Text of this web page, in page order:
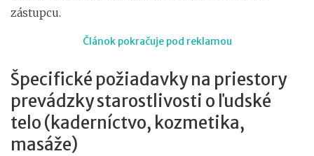
zástupcu.
Článok pokračuje pod reklamou
Špecifické požiadavky na priestory
prevádzky starostlivosti o ľudské
telo (kaderníctvo, kozmetika,
masáže)